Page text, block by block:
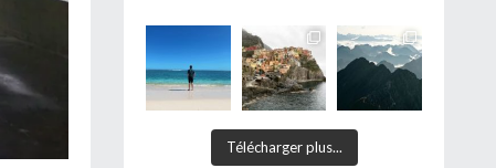
Télécharger plus...